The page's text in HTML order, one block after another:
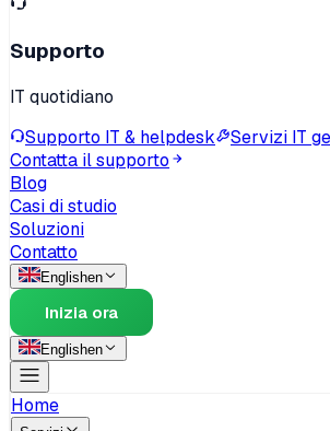
Supporto
IT quotidiano
Supporto IT & helpdesk
Servizi IT
Contatta il supporto
Blog
Casi di studio
Soluzioni
Contatto
Englishen
Inizia ora
Englishen
Home